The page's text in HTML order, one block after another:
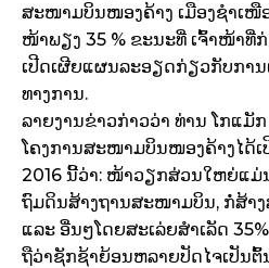
ສະໜາມບິນໜອງຄ້າງ ເມືອງຊໍາເ
ໜ້າພຽງ 35 % ຂະນະທີ່ ເຈົ້າໜ້າທີ່
ເປີດເຜີຍແຜນລະອຽດກ່ຽວກັບການ
ທາງການ.
ລາຍງານຂ່າວກ່າວວ່າ ທ່ານ ໂກແ
ໂຄງການສະໜາມບິນໜອງຄ້າງໄດ້ເ
2016 ນີ້ວ່າ: ໜ້າວຽກສ່ວນໃຫຍ່ແມ່
ຖົມດິນສ້າງຖານສະໜາມບິນ, ກໍ່ສ້າ
ແລະ ອື່ນໆໂດຍສະເລ່ຍສໍາເລັດ
ຖືວ່າຊັກຊ້າຍ້ອນຫລາຍປັດໄຈເປັນ